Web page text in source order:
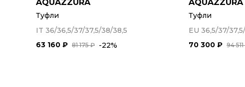
AQUAZZURA
Туфли
IT 36/36,5/37/37,5/38/38,5
81 175 ₽
63 160 ₽ -22%
AQUAZZURA
Туфли
EU 36,5/37/
94
70 300 ₽